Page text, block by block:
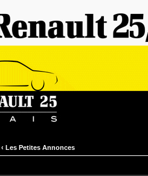
‹ Les Petites Annonces